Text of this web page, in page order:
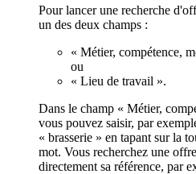
Pour lancer une recherche
un des deux champs :
« Métier, compétence,
ou
« Lieu de travail ».
Dans le champ « Métier,
vous pouvez saisir, par
« brasserie » en tapant sur la
mot. Vous recherchez une
directement sa référence, par